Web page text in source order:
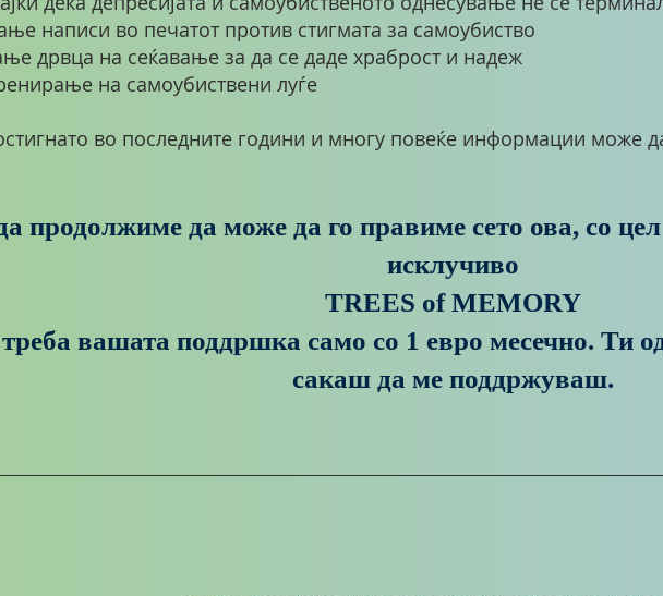
написи во печатот против стигмата за самоубиство
дрвца на сеќавање за да се даде храброст и надеж
на самоубиствени луѓе
во последните години и многу повеќе информации може
продолжиме да може да го правиме сето ова, со
исклучиво
TREES of MEMORY
вашата поддршка само со 1 евро месечно. Ти
сакаш да ме поддржуваш.